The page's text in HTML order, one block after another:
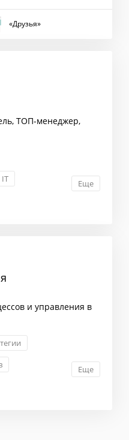
«Друзья»
ТОП-менеджер,
IT
Еще
и управления в
Еще